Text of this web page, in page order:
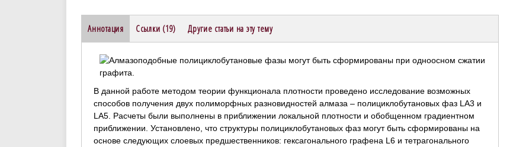
Аннотация Ссылки (19) Другие статьи на эту тему
В данной работе методом теории функционала плотности проведено исследование возможных
способов получения двух полиморфных разновидностей алмаза – полициклобутановых фаз LA3 и
LA5. Расчеты были выполнены в приближении локальной плотности и обобщенном градиентном
приближении. Установлено, что структуры полициклобутановых фаз могут быть сформированы на
основе следующих слоевых предшественников: гексагонального графена L6 и тетрагонального